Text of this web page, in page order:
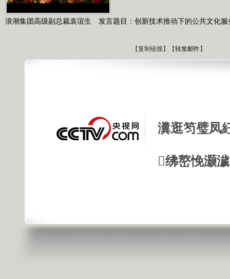
浪潮集团高级副总裁袁谊生 发言题目：创新技术推动下的公共文化服
【复制链接】【转发邮件 】
瀵逛笉璧凤
绋嶅悗灏